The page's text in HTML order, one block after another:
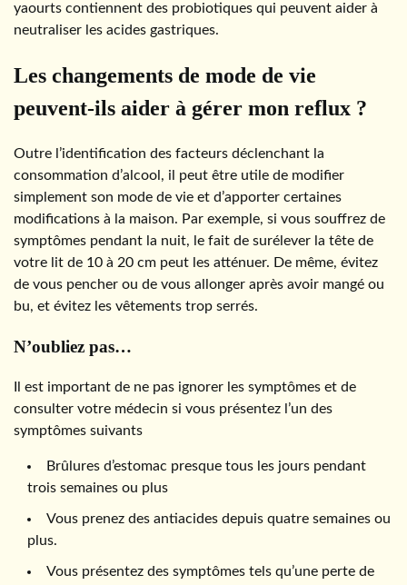
yaourts contiennent des probiotiques qui peuvent aider à
neutraliser les acides gastriques.
Les changements de mode de vie
peuvent-ils aider à gérer mon reflux ?
Outre l’identification des facteurs déclenchant la
consommation d’alcool, il peut être utile de modifier
simplement son mode de vie et d’apporter certaines
modifications à la maison. Par exemple, si vous souffrez de
symptômes pendant la nuit, le fait de surélever la tête de
votre lit de 10 à 20 cm peut les atténuer. De même, évitez
de vous pencher ou de vous allonger après avoir mangé ou
bu, et évitez les vêtements trop serrés.
N’oubliez pas…
Il est important de ne pas ignorer les symptômes et de
consulter votre médecin si vous présentez l’un des
symptômes suivants
Brûlures d’estomac presque tous les jours pendant
trois semaines ou plus
Vous prenez des antiacides depuis quatre semaines ou
plus.
Vous présentez des symptômes tels qu’une perte de